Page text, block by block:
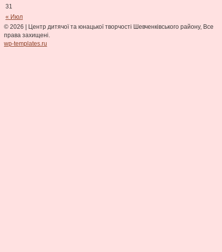
« Июл
31
© 2026
Центр дитячої та юнацької творчості Шевченківського району, Все
права захищені.
wp-templates.ru